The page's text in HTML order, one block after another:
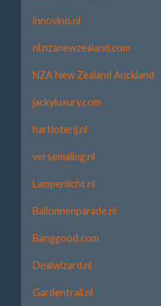
innovino.nl
nl.nzanewzealand.com
NZA New Zealand Auckland
jackyluxury.com
hartloterij.nl
versemaling.nl
Lampenlicht.nl
Ballonnenparade.nl
Banggood.com
Dealwizard.nl
Gardentrail.nl